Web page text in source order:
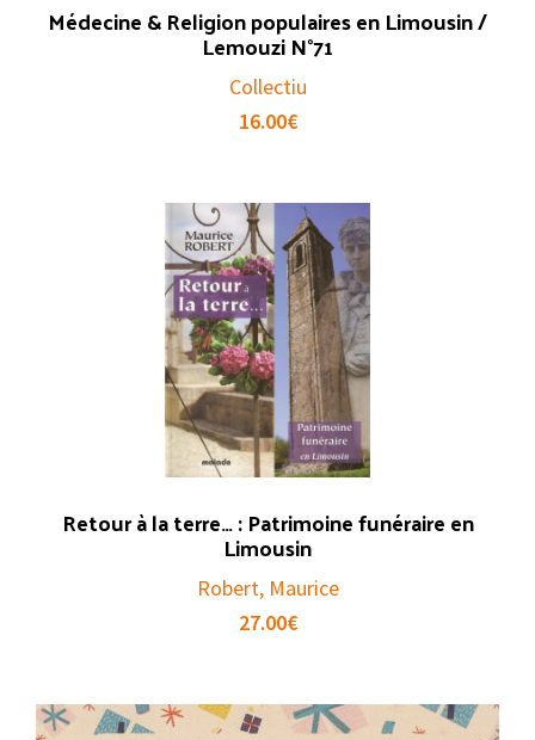
Médecine & Religion populaires en Limousin /
Lemouzi N°71
Collectiu
16.00€
Retour à la terre… : Patrimoine funéraire en
Limousin
Robert, Maurice
27.00€